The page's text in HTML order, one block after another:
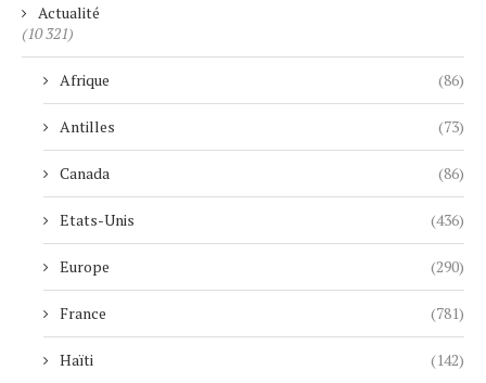
Actualité
(10 321)
Afrique (86)
Antilles (73)
Canada (86)
Etats-Unis (436)
Europe (290)
France (781)
Haïti (142)